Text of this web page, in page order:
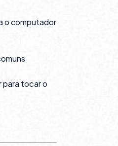
o computador
tocar o